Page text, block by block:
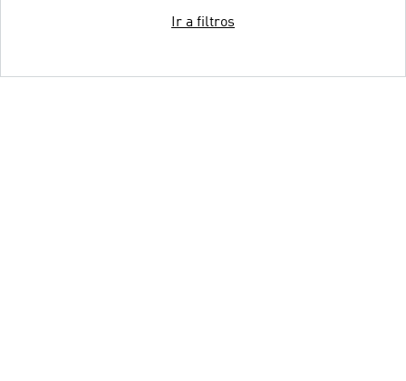
Ir a filtros